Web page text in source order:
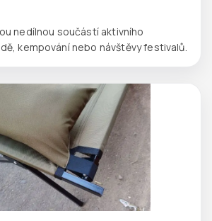
nedílnou součástí aktivního
kempování nebo návštěvy festivalů.